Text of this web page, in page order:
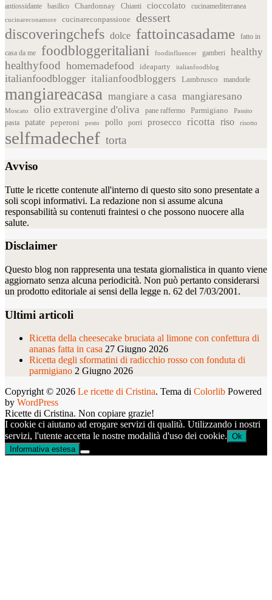
antiossidante basilico Chardonnay Chianti cioccolato cucinamediterranea
cucinareconamore cucinareconpassione dessert
discoveringchefs dolce fattoincasadame
fatto in
casa da me
foodbloggeritaliani foodinfluencer gamberi healthy
healthyfood homemadefood ideaparty italianfoodblog
italianfoodblogger italianfoodbloggers Lambrusco mandorle
mangiareacasa mangiare a casa mangiaresano
Moscato olio extravergine d'oliva pane raffermo Parmigiano Passito
pasta patate peperoni pesto pollo porri prosecco ricotta riso risotto
selfmadechef torta
Avviso
Tutte le ricette contenute all'interno di questo sito sono presentate a
soli scopi informativi. La redazione non si assume alcuna
responsabilità su contenuti fraintesi o che possono nuocere alla
salute.
Disclaimer
Questo blog non rappresenta una testata giornalistica in quanto viene
aggiornato senza alcuna periodicità. Non può pertanto considerarsi
un prodotto editoriale ai sensi della legge n. 62 del 7/03/2001.
Ultimi articoli
Ricetta della cheesecake bruciata al limone con confettura di
ananas fatta in casa 27 Giugno 2026
Ricetta degli sformatini di radicchio rosso con fonduta di
parmigiano 2 Giugno 2026
Copyright © 2026 Le ricette di Cristina. Tema di Colorlib Powered
by WordPress
Ricette di Cristina. Non copiare grazie!
I cookie ci aiutano ad erogare servizi di qualità. Utilizzando i nostri
servizi, l'utente accetta le nostre modalità d'uso dei cookie. Ok
Informativa estesa